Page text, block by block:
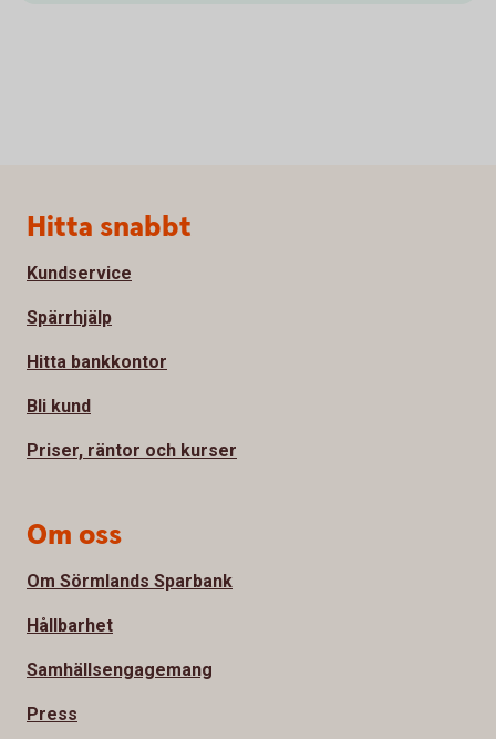
Sidfot
Hitta snabbt
Kundservice
Spärrhjälp
Hitta bankkontor
Bli kund
Priser, räntor och kurser
Om oss
Om Sörmlands Sparbank
Hållbarhet
Samhällsengagemang
Press